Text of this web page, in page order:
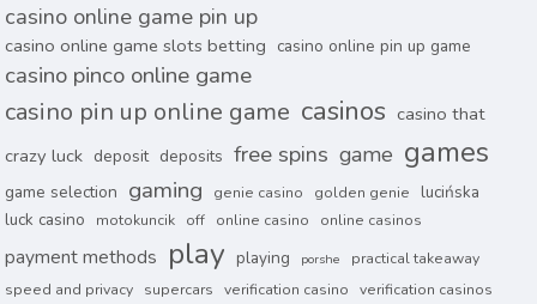
casino online game pin up
casino online game slots betting casino online pin up game
casino pinco online game
casino pin up online game casinos casino that
crazy luck deposit deposits free spins game games
game selection gaming genie casino golden genie
lucińska
luck casino
motokuncik off online casino online casinos
payment methods play playing porshe
practical takeaway
speed and privacy
supercars verification casino
verification casinos